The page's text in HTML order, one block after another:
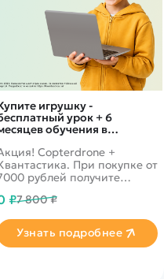
игрушку -
урок + 6
обучения в
Copterdrone +
При покупке от
рублей получите
нашего партнера
₽7 800 ₽
Узнать подробнее